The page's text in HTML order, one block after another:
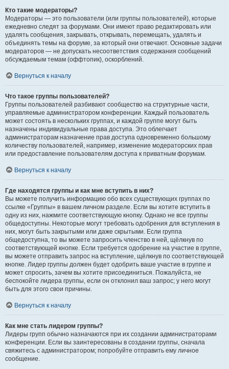
Кто такие модераторы?
Модераторы — это пользователи (или группы пользователей), которые
ежедневно следят за форумами. Они имеют право редактировать или
удалять сообщения, закрывать, открывать, перемещать, удалять и
объединять темы на форуме, за который они отвечают. Основные задачи
модераторов — не допускать несоответствия содержания сообщений
обсуждаемым темам (оффтопик), оскорблений.
Вернуться к началу
Что такое группы пользователей?
Группы пользователей разбивают сообщество на структурные части,
управляемые администратором конференции. Каждый пользователь
может состоять в нескольких группах, и каждой группе могут быть
назначены индивидуальные права доступа. Это облегчает
администраторам назначение прав доступа одновременно большому
количеству пользователей, например, изменение модераторских прав
или предоставление пользователям доступа к приватным форумам.
Вернуться к началу
Где находятся группы и как мне вступить в них?
Вы можете получить информацию обо всех существующих группах по
ссылке «Группы» в вашем личном разделе. Если вы хотите вступить в
одну из них, нажмите соответствующую кнопку. Однако не все группы
общедоступны. Некоторые могут требовать одобрения для вступления в
них, могут быть закрытыми или даже скрытыми. Если группа
общедоступна, то вы можете запросить членство в ней, щёлкнув по
соответствующей кнопке. Если требуется одобрение на участие в группе,
вы можете отправить запрос на вступление, щёлкнув по соответствующей
кнопке. Лидер группы должен будет одобрить ваше участие в группе и
может спросить, зачем вы хотите присоединиться. Пожалуйста, не
беспокойте лидера группы, если он отклонил ваш запрос; у него могут
быть для этого свои причины.
Вернуться к началу
Как мне стать лидером группы?
Лидеры групп обычно назначаются при их создании администраторами
конференции. Если вы заинтересованы в создании группы, сначала
свяжитесь с администратором; попробуйте отправить ему личное
сообщение.